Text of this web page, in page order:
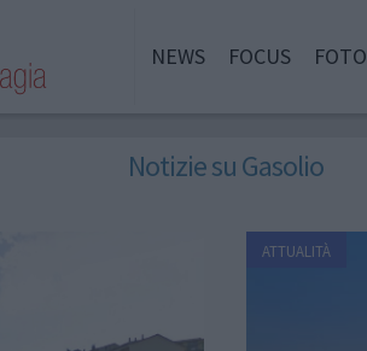
NEWS FOCUS FOTO
Notizie su Gasolio
ATTUALITÀ